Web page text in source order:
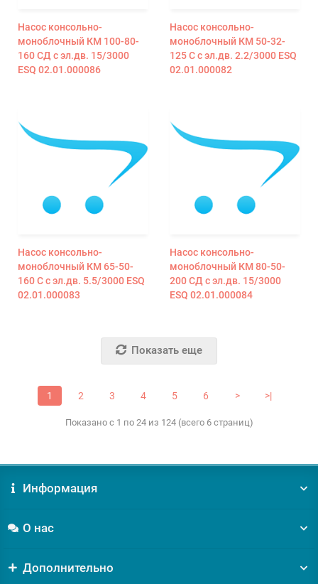
Насос консольно-
моноблочный КМ 100-80-
160 СД с эл.дв. 15/3000
ESQ 02.01.000086
Насос консольно-
моноблочный КМ 50-32-
125 С с эл.дв. 2.2/3000 ESQ
02.01.000082
Насос консольно-
моноблочный КМ 65-50-
160 С с эл.дв. 5.5/3000 ESQ
02.01.000083
Насос консольно-
моноблочный КМ 80-50-
200 СД с эл.дв. 15/3000
ESQ 02.01.000084
Показать еще
1 2 3 4 5 6 > >|
Показано с 1 по 24 из 124 (всего 6 страниц)
Информация
О нас
Дополнительно